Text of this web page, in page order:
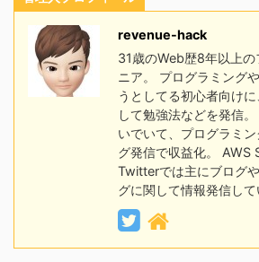
revenue-hack
31歳のWeb歴8年以上
ニア。 プログラミング
うとしてる初心者向け
して勉強法などを発信
いでいて、プログラミ
グ発信で収益化。 AWS
Twitterでは主にブログ
グに関して情報発信して